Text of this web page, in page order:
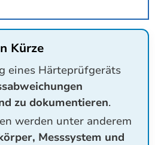
Kürze
eines Härteprüfgeräts
zu dokumentieren.
werden unter anderem
Messsystem und